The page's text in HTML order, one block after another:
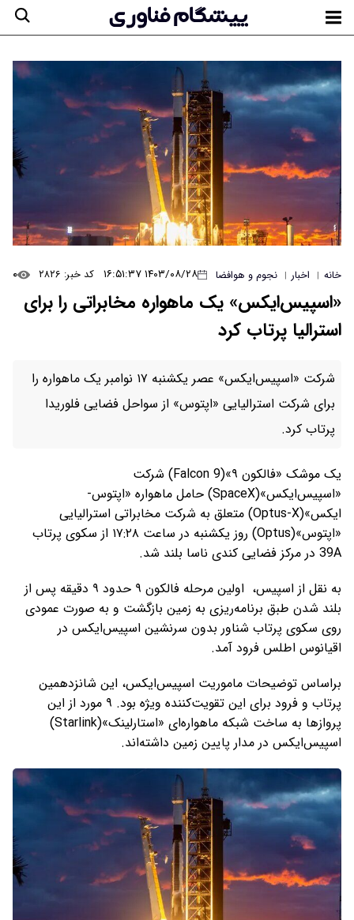
خانه | اخبار | نجوم و هوافضا ۱۴۰۳/۰۸/۲۸ ۱۶:۵۱:۳۷ کد خبر: ۲۸۲۶ ۰
«اسپیس‌ایکس» یک ماهواره مخابراتی را برای
استرالیا پرتاب کرد
شرکت «اسپیس‌ایکس» عصر یکشنبه ۱۷ نوامبر یک ماهواره را
برای شرکت استرالیایی «اپتوس» از سواحل فضایی فلوریدا
پرتاب کرد.
یک موشک «فالکون ۹»(Falcon 9) شرکت
«اسپیس‌ایکس»(SpaceX) حامل ماهواره «اپتوس-
ایکس»(Optus-X) متعلق به شرکت مخابراتی استرالیایی
«اپتوس»(Optus) روز یکشنبه در ساعت ۱۷:۲۸ از سکوی پرتاب
39A در مرکز فضایی کندی ناسا بلند شد.
به نقل از اسپیس، اولین مرحله فالکون ۹ حدود ۹ دقیقه پس از
بلند شدن طبق برنامه‌ریزی به زمین بازگشت و به صورت عمودی
روی سکوی پرتاب شناور بدون سرنشین اسپیس‌ایکس در
اقیانوس اطلس فرود آمد.
براساس توضیحات ماموریت اسپیس‌ایکس، این شانزدهمین
پرتاب و فرود برای این تقویت‌کننده ویژه بود. ۹ مورد از این
پروازها به ساخت شبکه ماهواره‌ای «استارلینک»(Starlink)
اسپیس‌ایکس در مدار پایین زمین داشته‌اند.